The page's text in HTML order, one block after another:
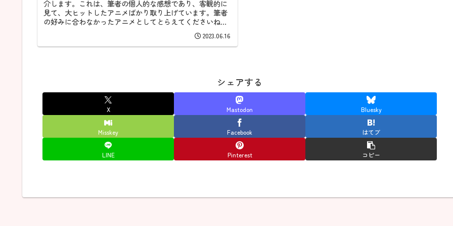
介します。これは、筆者の個人的な感想であり、客観的に
見て、大ヒットしたアニメばかり取り上げています。筆者
の好みに合わなかったアニメとしてとらえてくださいね。
2023.06.16
シェアする
X Mastodon Bluesky
Misskey Facebook はてブ
LINE Pinterest コピー